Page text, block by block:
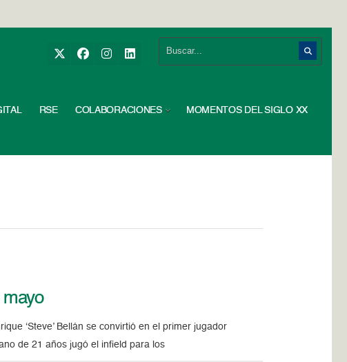
RSE COLABORACIONES MOMENTOS DEL SIGLO XX
mayo
‘Steve’ Bellán se convirtió en el primer jugador
de 21 años jugó el infield para los